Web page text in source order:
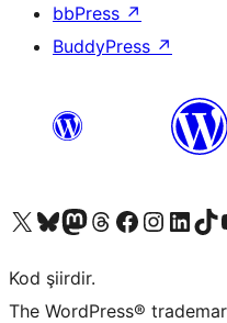
bbPress ↗
BuddyPress ↗
X (eski Twitter) hesabımıza bakın
Bluesky hesabımızı ziyaret edinMastodon hesabımızı ziyaret edinThreads hesabımızı ziyaret edinFacebook sayfamızı ziyaret edinInstagram hesabımızı ziyaret edinLinkedIn hesabımızı ziyaret edin
TikTok
Kod şiirdir.
The WordPress®